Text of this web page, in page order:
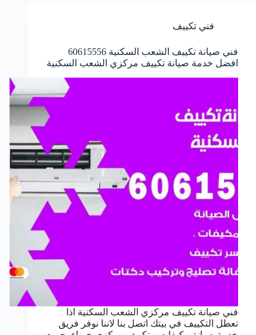
فني تكييف
فني صيانة تكييف الشعب السكنية 60615556
افضل خدمة صيانة تكييف مركزي الشعب السكنية
فني صيانة تكييف مركزي الشعب السكنية اذا
تعطل التكييف في بيتك اتصل بنا لاننا نوفر فريق